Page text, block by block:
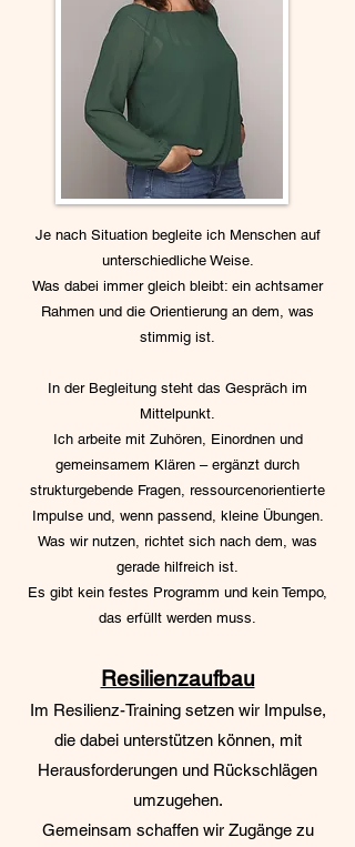
Je nach Situation begleite ich Menschen auf
unterschiedliche Weise.
Was dabei immer gleich bleibt: ein achtsamer
Rahmen und die Orientierung an dem, was
stimmig ist.
In der Begleitung steht das Gespräch im
Mittelpunkt.
Ich arbeite mit Zuhören, Einordnen und
gemeinsamem Klären – ergänzt durch
strukturgebende Fragen, ressourcenorientierte
Impulse und, wenn passend, kleine Übungen.
Was wir nutzen, richtet sich nach dem, was
gerade hilfreich ist.
Es gibt kein festes Programm und kein Tempo,
das erfüllt werden muss.
Resilienzaufbau
Im Resilienz-Training setzen wir Impulse,
die dabei unterstützen können, mit
Herausforderungen und Rückschlägen
umzugehen.
Gemeinsam schaffen wir Zugänge zu